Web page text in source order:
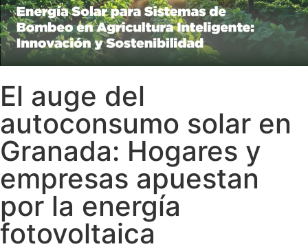
El auge del
autoconsumo solar en
Granada: Hogares y
empresas apuestan
por la energía
fotovoltaica